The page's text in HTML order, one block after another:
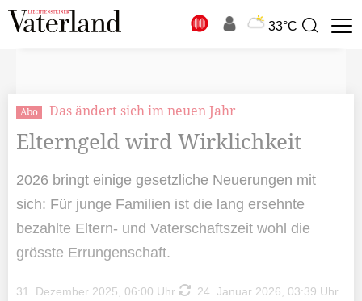
33°C
Suchbegriff
Abo Das ändert sich im neuen Jahr
Elterngeld wird Wirklichkeit
2026 bringt einige gesetzliche Neuerungen mit
sich: Für junge Familien ist die lang ersehnte
bezahlte Eltern- und Vaterschaftszeit wohl die
grösste Errungenschaft.
31. Dezember 2025, 06:00 Uhr 24. Januar 2026, 03:39 Uhr